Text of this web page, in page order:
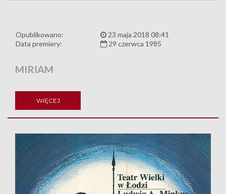
Opublikowano:
23 maja 2018 08:41
Data premiery:
29 czerwca 1985
MIRIAM
WIĘCEJ